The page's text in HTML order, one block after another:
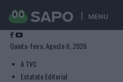
MENU
Quinta-feira, Agosto 6, 2026
A TVC
Estatuto Editorial